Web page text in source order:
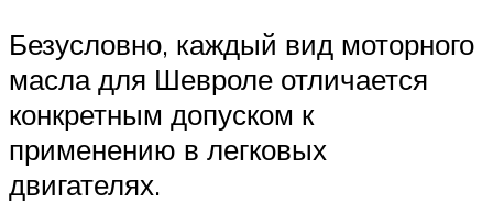
Безусловно, каждый вид моторного
масла для Шевроле отличается
конкретным допуском к
применению в легковых
двигателях.